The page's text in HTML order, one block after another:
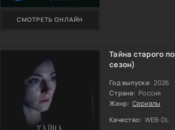
СМОТРЕТЬ ОНЛАЙН
Тайна старого
сезон)
Год выпуска: 2026
Страна: Россия
Жанр: Сериалы
Качество: WEB-DL